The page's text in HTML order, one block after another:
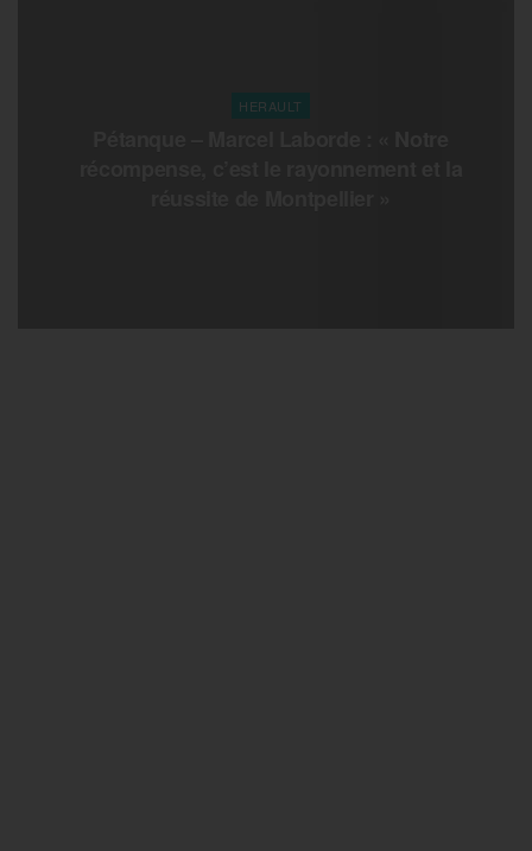
HERAULT